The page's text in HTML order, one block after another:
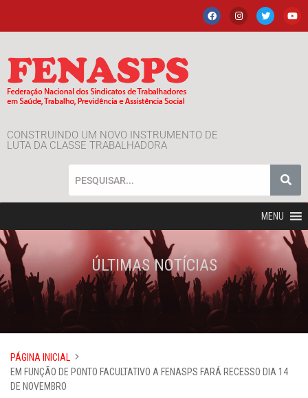
CONSTRUINDO UM NOVO INSTRUMENTO DE
LUTA DA CLASSE TRABALHADORA
MENU
ÚLTIMAS NOTÍCIAS
PÁGINA INICIAL
EM FUNÇÃO DE PONTO FACULTATIVO A FENASPS FARÁ RECESSO DIA 14
DE NOVEMBRO